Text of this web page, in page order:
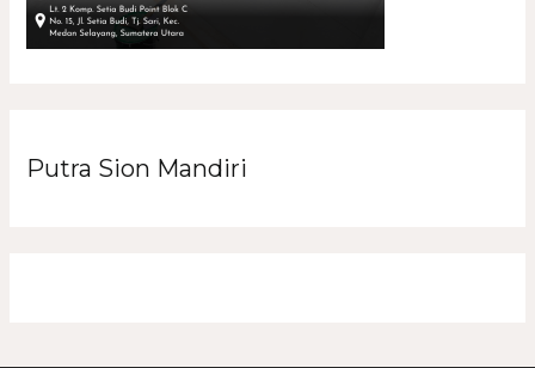
Putra Sion Mandiri